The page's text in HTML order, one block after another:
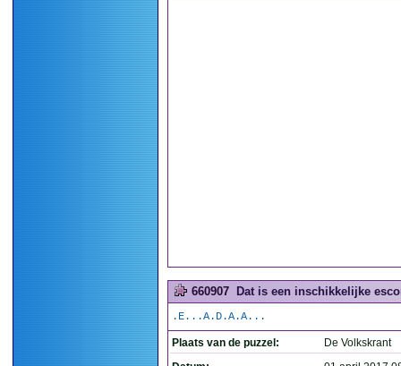
660907 Dat is een inschikkelijke
.E...A.D.A.A...
Plaats van de puzzel:
De Volkskrant